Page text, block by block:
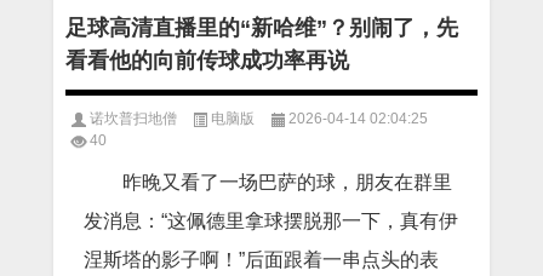
足球高清直播里的“新哈维”？别闹了，先
看看他的向前传球成功率再说
诺坎普扫地僧 电脑版
2026-04-14 02:04:25
40
昨晚又看了一场巴萨的球，朋友在群里
发消息：“这佩德里拿球摆脱那一下，真有伊
涅斯塔的影子啊！”后面跟着一串点头的表